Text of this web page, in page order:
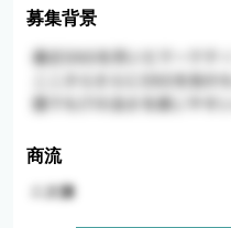
募集背景
商流